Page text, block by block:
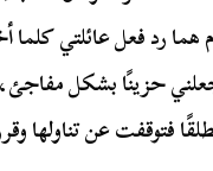
هما رد فعل عائلتي كلما
حزينًا بشكل مفاجئ،
فتوقفت عن تناولها